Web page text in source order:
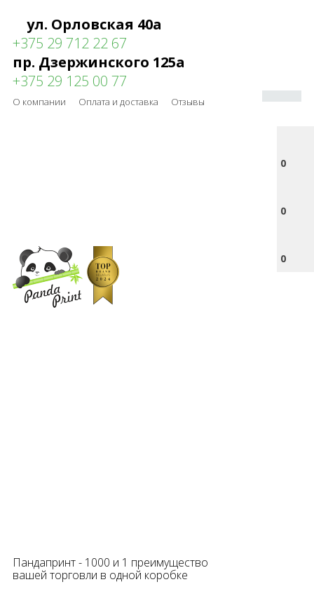
ул. Орловская 40а
+375 29 712 22 67
пр. Дзержинского 125а
+375 29 125 00 77
О компании Оплата и доставка Отзывы
0
0
0
Пандапринт - 1000 и 1 преимущество
вашей торговли в одной коробке